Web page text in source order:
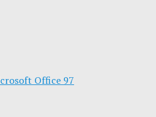
Office 97